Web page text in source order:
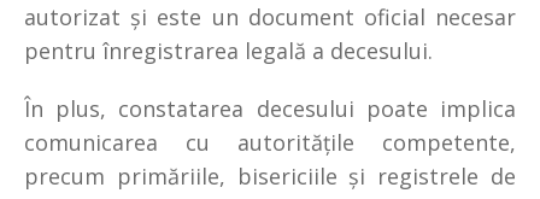
autorizat și este un document oficial necesar
pentru înregistrarea legală a decesului.
În plus, constatarea decesului poate implica
comunicarea cu autoritățile competente,
precum primăriile, bisericiile și registrele de